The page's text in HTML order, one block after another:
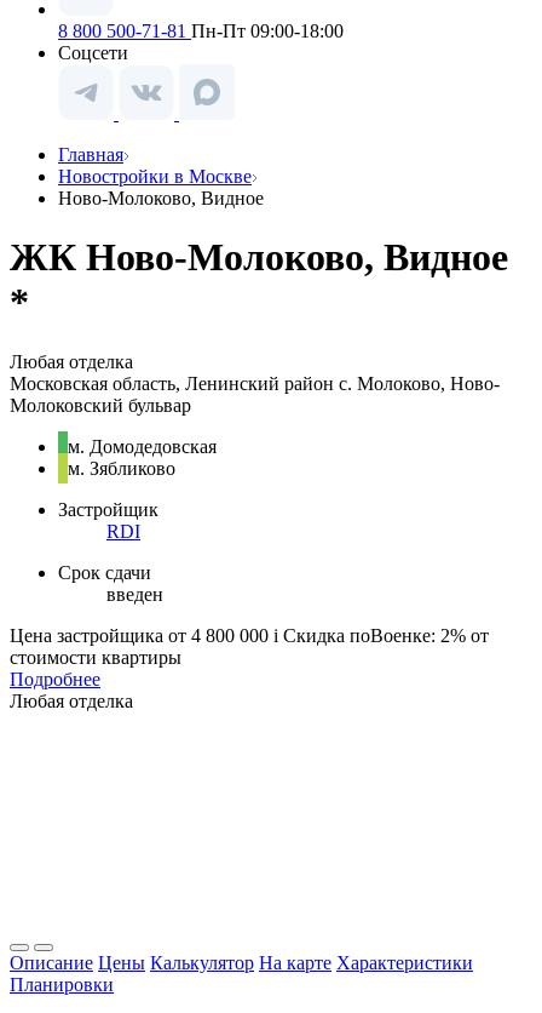
8 800 500-71-81 Пн-Пт 09:00-18:00
Соцсети
Главная
Новостройки в Москве
Ново-Молоково, Видное
ЖК Ново-Молоково, Видное
*
Любая отделка
Московская область, Ленинский район с. Молоково, Ново-
Молоковский бульвар
м. Домодедовская
м. Зябликово
Застройщик
RDI
Срок сдачи
введен
Цена застройщика от 4 800 000 i Скидка поВоенке: 2% от
стоимости квартиры
Подробнее
Любая отделка
Описание Цены Калькулятор На карте Характеристики
Планировки